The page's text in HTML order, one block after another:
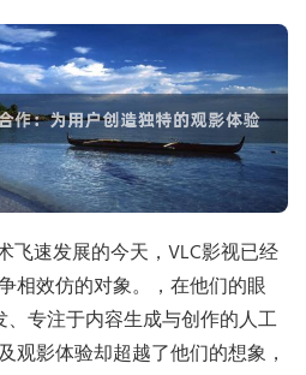
飞速发展的今天，VLC影视已经
相效仿的对象。，在他们的眼
专注于内容生成与创作的人工
观影体验却超越了他们的想象，